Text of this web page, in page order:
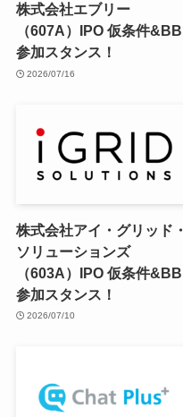
株式会社エブリー
（607A）IPO 仮条件&BB
参加スタンス！
2026/07/16
株式会社アイ・グリッド・
ソリューションズ
（603A）IPO 仮条件&BB
参加スタンス！
2026/07/10